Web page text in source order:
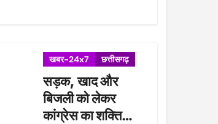
खबर-24x7 छत्तीसगढ़
सड़क, खाद और
बिजली को लेकर
कांग्रेस का शक्ति